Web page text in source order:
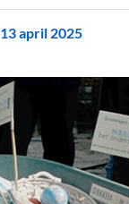
13 april 2025